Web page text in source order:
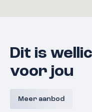
Dit is
voor jou
Meer aanbod
Bouwnummer 9 A,